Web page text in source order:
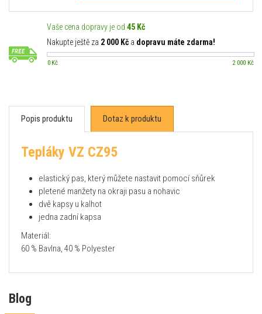
Vaše cena dopravy je od 45 Kč
Nakupte ještě za 2 000 Kč a dopravu máte zdarma!
0 Kč 2 000 Kč
Popis produktu Dotaz k produktu
Tepláky VZ CZ95
elastický pas, který můžete nastavit pomocí sňůrek
pletené manžety na okraji pasu a nohavic
dvě kapsy u kalhot
jedna zadní kapsa
Materiál:
60 % Bavlna, 40 % Polyester
Blog